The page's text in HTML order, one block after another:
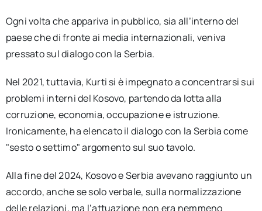
Ogni volta che appariva in pubblico, sia all’interno del
paese che di fronte ai media internazionali, veniva
pressato sul dialogo con la Serbia.
Nel 2021, tuttavia, Kurti si è impegnato a concentrarsi sui
problemi interni del Kosovo, partendo da lotta alla
corruzione, economia, occupazione e istruzione.
Ironicamente, ha elencato il dialogo con la Serbia come
"sesto o settimo" argomento sul suo tavolo.
Alla fine del 2024, Kosovo e Serbia avevano raggiunto un
accordo, anche se solo verbale, sulla normalizzazione
delle relazioni, ma l’attuazione non era nemmeno